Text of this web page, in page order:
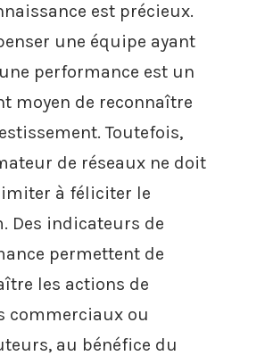
est précieux.
une équipe ayant
performance est un
moyen de reconnaître
Toutefois,
de réseaux ne doit
à féliciter le
Des indicateurs de
permettent de
les actions de
commerciaux ou
au bénéfice du